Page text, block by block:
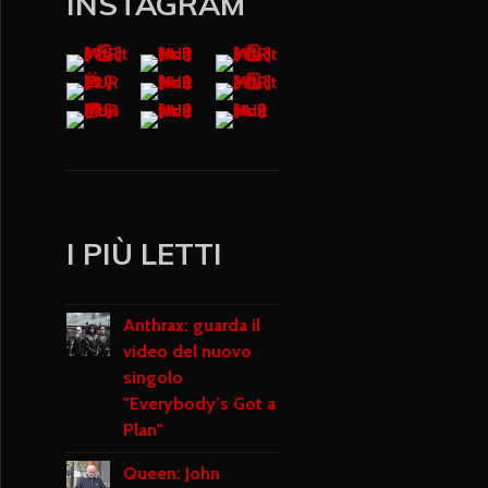
I PIÙ LETTI
Anthrax: guarda il
video del nuovo
singolo
"Everybody’s Got a
Plan"
Queen: John